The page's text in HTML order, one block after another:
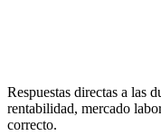
Respuestas directas a las
rentabilidad, mercado
correcto.